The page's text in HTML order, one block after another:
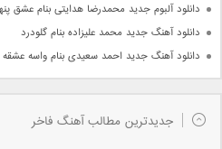
دانلود آلبوم جدید محمدرضا هدایتی بنام عشق
دانلود آهنگ جدید محمد علیزاده بنام گلودرد
دانلود آهنگ جدید احمد سعیدی بنام واسه عشقه
جدیدترین مطالب آهنگ فاخر